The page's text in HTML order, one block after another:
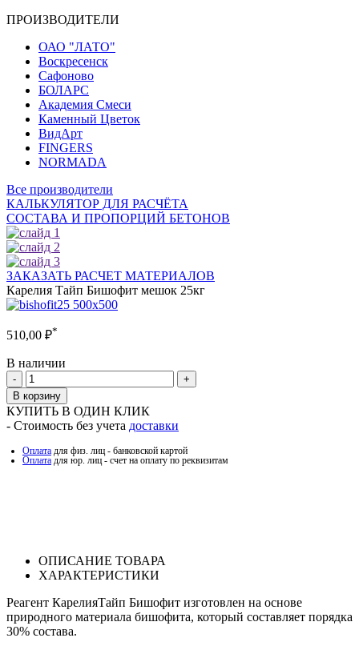
ПРОИЗВОДИТЕЛИ
ОАО "ЛАТО"
Воскресенск
Сафоново
БОЛАРС
Академия Смеси
Каменный Цветок
ВидАрт
FINGERS
NORMADA
Все производители
КАЛЬКУЛЯТОР ДЛЯ РАСЧЁТА
СОСТАВА И ПРОПОРЦИЙ БЕТОНОВ
ЗАКАЗАТЬ РАСЧЕТ МАТЕРИАЛОВ
Карелия Тайп Бишофит мешок 25кг
510,00 ₽*
В наличии
Количество
В корзину
КУПИТЬ В ОДИН КЛИК
- Стоимость без учета доставки
Оплата для физ. лиц - банковской картой
Оплата для юр. лиц - счет на оплату по реквизитам
ОПИСАНИЕ ТОВАРА
ХАРАКТЕРИСТИКИ
Реагент КарелияТайп Бишофит изготовлен на основе
природного материала бишофита, который составляет порядка
30% состава.